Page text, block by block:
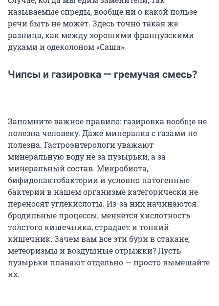
называемые спреды, вообще ни о какой пользе
речи быть не может. Здесь точно такая же
разница, как между хорошими французскими
духами и одеколоном «Саша».
Чипсы и газировка — гремучая смесь?
Запомните важное правило: газировка вообще не
полезна человеку. Даже минералка с газами не
полезна. Гастроэнтерологи уважают
минеральную воду не за пузырьки, а за
минеральный состав. Микробиота,
бифидолактобактерии и условно патогенные
бактерии в нашем организме категорически не
переносят углекислоты. Из-за них начинаются
бродильные процессы, меняется кислотность
толстого кишечника, страдает и тонкий
кишечник. Зачем вам все эти бури в стакане,
метеоризмы и воздушные отрыжки? Пусть
пузырьки плавают отдельно — просто вымешайте
их.